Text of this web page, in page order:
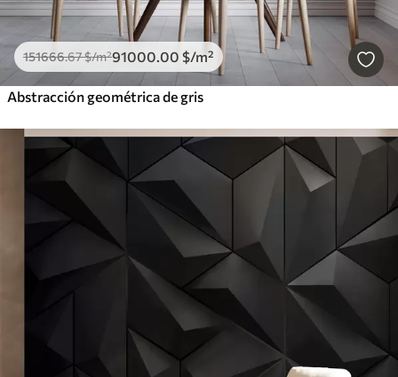
151666.67$/m²91000.00 $/m²
Abstracción geométrica de gris